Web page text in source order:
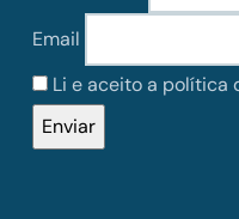
Email
Li e aceito a política